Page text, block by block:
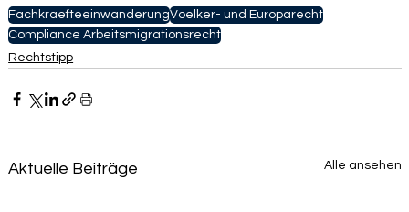
FachkraefteeinwanderungVoelker- und Europarecht
Compliance Arbeitsmigrationsrecht
Rechtstipp
Aktuelle Beiträge Alle ansehen